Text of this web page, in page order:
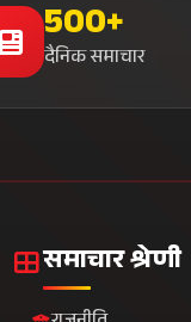
खेल जगत
स्वास्थ्य